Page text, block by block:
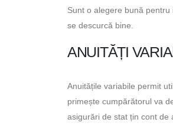
Sunt o alegere bună
se descurcă bine.
ANUITĂȚI
Anuitățile variabile permit
primește cumpărătorul va
asigurări de stat țin cont de